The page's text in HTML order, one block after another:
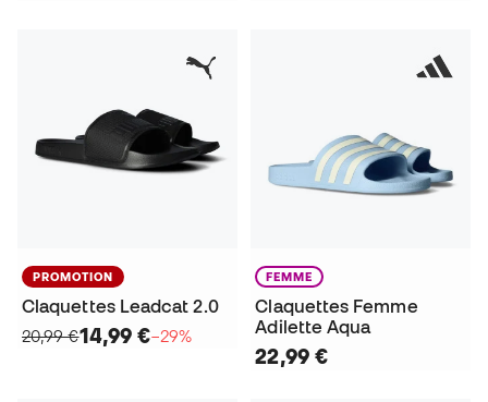
PROMOTION
Claquettes Leadcat 2.0
20,99 €14,99 €−29%
FEMME
Claquettes Femme
Adilette Aqua
22,99 €